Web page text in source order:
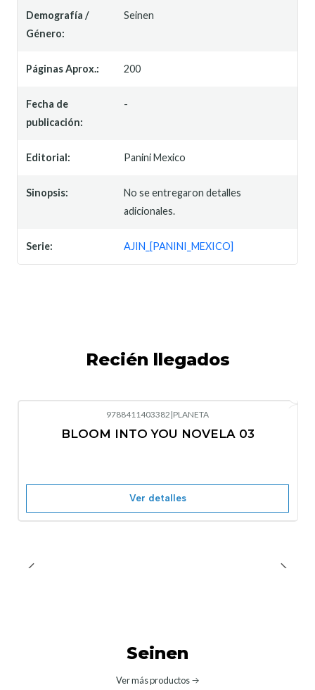
Demografía /
Género:
Seinen
Páginas Aprox.: 200
Fecha de
publicación:
-
Editorial: Panini Mexico
Sinopsis:
No se entregaron detalles
adicionales.
Serie: AJIN_[PANINI_MEXICO]
Recién llegados
9788411403382 |PLANETA
BLOOM INTO YOU NOVELA 03
Ver detalles
Seinen
Ver más productos